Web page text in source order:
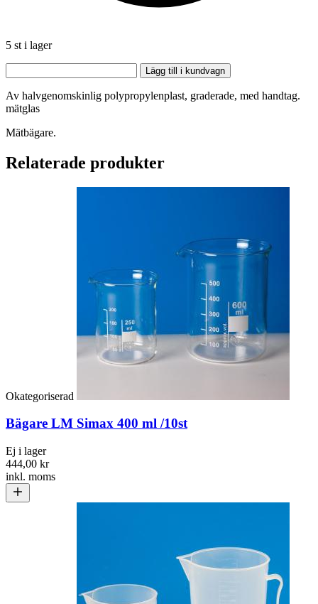
5 st i lager
Lägg till i kundvagn
Av halvgenomskinlig polypropylenplast, graderade, med handtag.
mätglas
Mätbägare.
Relaterade produkter
Okategoriserad
Bägare LM Simax 400 ml /10st
Ej i lager
444,00 kr
inkl. moms